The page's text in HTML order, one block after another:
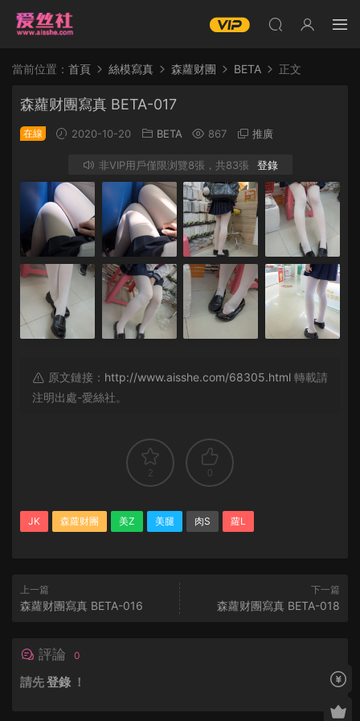
當前位置： 首頁 絲模寫真 森蘿财團 BETA 正文
森蘿财團寫真 BETA-017
在線 2020-10-20 BETA 867 推廣
非VIP用戶僅限浏覽8張，共83張 登錄
原文鏈接： http://www.aisshe.com/68305.html 轉載請
注明出處-愛絲社。
2 0
JK 森蘿财團 美Z 美腿 肉S 蘿L
上一篇
森蘿财團寫真 BETA-016
下一篇
森蘿财團寫真 BETA-018
評論 0
請先登錄 ！